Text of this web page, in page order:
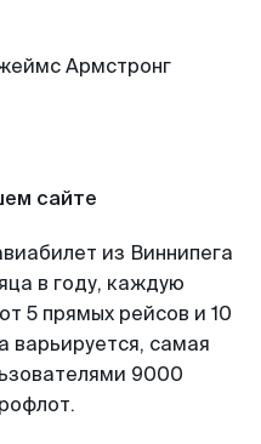
сайте
из Виннипега
в году, каждую
5 прямых рейсов и 10
варьируется, самая
9000